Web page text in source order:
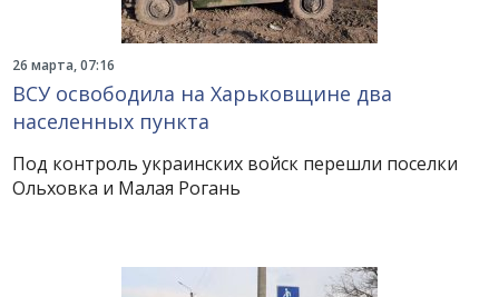
26 марта, 07:16
ВСУ освободила на Харьковщине два
населенных пункта
Под контроль украинских войск перешли поселки
Ольховка и Малая Рогань